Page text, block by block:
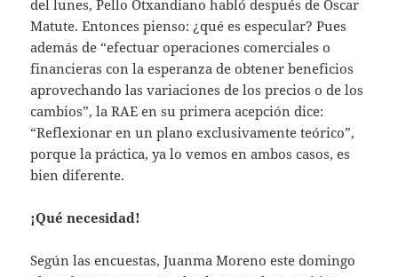
del lunes, Pello Otxandiano habló después de Óscar
Matute. Entonces pienso: ¿qué es especular? Pues
además de “efectuar operaciones comerciales o
financieras con la esperanza de obtener beneficios
aprovechando las variaciones de los precios o de los
cambios”, la RAE en su primera acepción dice:
“Reflexionar en un plano exclusivamente teórico”,
porque la práctica, ya lo vemos en ambos casos, es
bien diferente.
¡Qué necesidad!
Según las encuestas, Juanma Moreno este domingo